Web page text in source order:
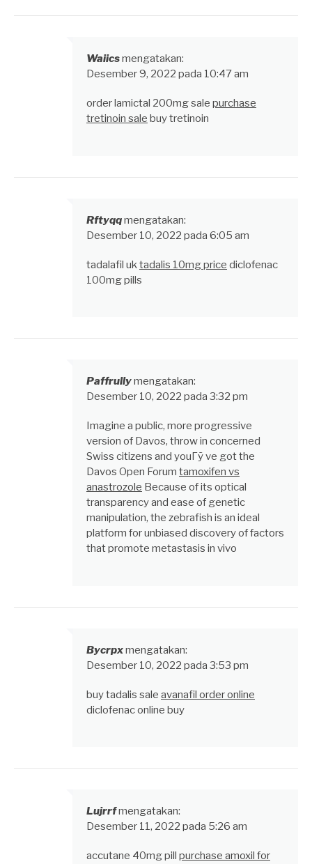
Waiicsmengatakan:
Desember 9, 2022 pada 10:47 am
order lamictal 200mg sale purchase
tretinoin sale buy tretinoin
Rftyqqmengatakan:
Desember 10, 2022 pada 6:05 am
tadalafil uktadalis 10mg price diclofenac
100mg pills
Paffrullymengatakan:
Desember 10, 2022 pada 3:32 pm
Imagine a public, more progressive
version of Davos, throw in concerned
Swiss citizens and youГў ve got the
Davos Open Forum tamoxifen vs
anastrozole Because of its optical
transparency and ease of genetic
manipulation, the zebrafish is an ideal
platform for unbiased discovery of factors
that promote metastasis in vivo
Bycrpxmengatakan:
Desember 10, 2022 pada 3:53 pm
buy tadalis sale avanafil order online
diclofenac online buy
Lujrrfmengatakan:
Desember 11, 2022 pada 5:26 am
accutane 40mg pill purchase amoxil for